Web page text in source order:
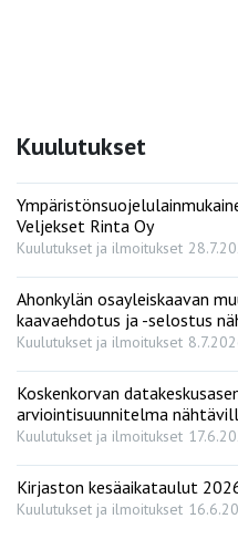
Kuulutukset
Veljekset Rinta Oy
Kuulutukset ja ilmoitukset
Ahonkylän osayleiskaavan
kaavaehdotus ja -selostus
Kuulutukset ja ilmoitukset
Koskenkorvan
arviointisuunnitelma
Kuulutukset ja ilmoitukset
Kirjaston kesäaikataulut
Kuulutukset ja ilmoitukset